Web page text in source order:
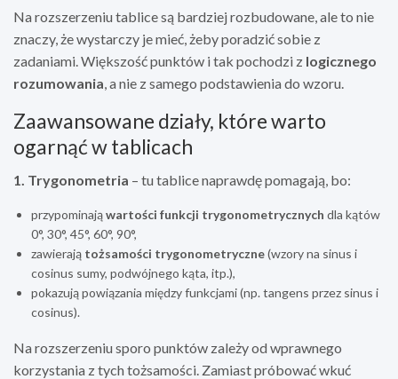
Na rozszerzeniu tablice są bardziej rozbudowane, ale to nie
znaczy, że wystarczy je mieć, żeby poradzić sobie z
zadaniami. Większość punktów i tak pochodzi z logicznego
rozumowania, a nie z samego podstawienia do wzoru.
Zaawansowane działy, które warto
ogarnąć w tablicach
1. Trygonometria – tu tablice naprawdę pomagają, bo:
przypominająwartości funkcji trygonometrycznych dla kątów
0°, 30°, 45°, 60°, 90°,
zawierają tożsamości trygonometryczne(wzory na sinus i
cosinus sumy, podwójnego kąta, itp.),
pokazują powiązania między funkcjami (np. tangens przez sinus i
cosinus).
Na rozszerzeniu sporo punktów zależy od wprawnego
korzystania z tych tożsamości. Zamiast próbować wkuć